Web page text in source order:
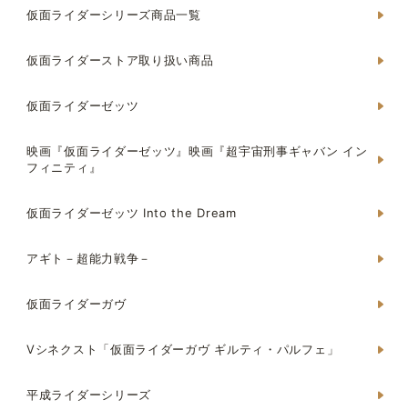
仮面ライダーシリーズ商品一覧
仮面ライダーストア取り扱い商品
仮面ライダーゼッツ
映画『仮面ライダーゼッツ』映画『超宇宙刑事ギャバン イン
フィニティ』
仮面ライダーゼッツ Into the Dream
アギト－超能力戦争－
仮面ライダーガヴ
Vシネクスト「仮面ライダーガヴ ギルティ・パルフェ」
平成ライダーシリーズ